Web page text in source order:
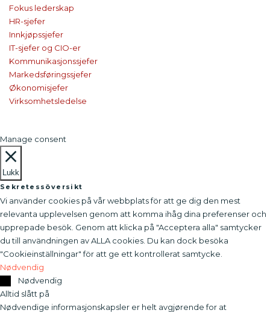
Fokus lederskap
HR-sjefer
Innkjøpssjefer
IT-sjefer og CIO-er
Kommunikasjonssjefer
Markedsføringssjefer
Økonomisjefer
Virksomhetsledelse
Manage consent
Lukk
Sekretessöversikt
Vi använder cookies på vår webbplats för att ge dig den mest
relevanta upplevelsen genom att komma ihåg dina preferenser och
upprepade besök. Genom att klicka på "Acceptera alla" samtycker
du till användningen av ALLA cookies. Du kan dock besöka
"Cookieinställningar" för att ge ett kontrollerat samtycke.
Nødvendig
Nødvendig
Alltid slått på
Nødvendige informasjonskapsler er helt avgjørende for at